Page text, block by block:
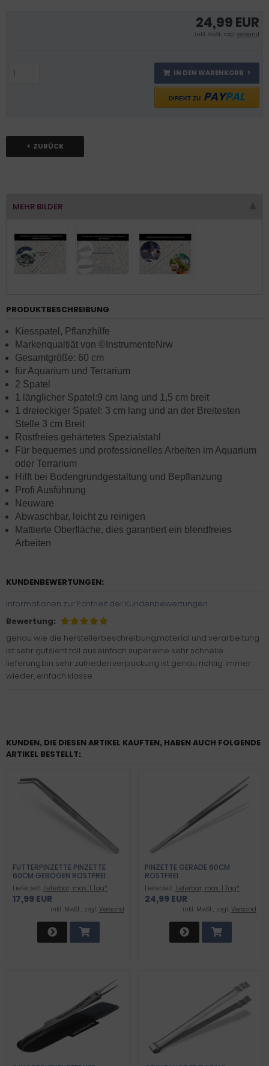
24,99 EUR
inkl .MwSt., zzgl.Versand
IN DEN WARENKORB
DIREKT ZU PAYPAL
ZURÜCK
MEHR BILDER
PRODUKTBESCHREIBUNG
Kiesspatel, Pflanzhilfe
Markenqualtiät von ©InstrumenteNrw
Gesamtgröße: 60 cm
für Aquarium und Terrarium
2 Spatel
1 länglicher Spatel:9 cm lang und 1,5 cm breit
1 dreieckiger Spatel: 3 cm lang und an der Breitesten
Stelle 3 cm Breit
Rostfreies gehärtetes Spezialstahl
Für bequemes und professionelles Arbeiten im Aquarium
oder Terrarium
Hilft bei Bodengrundgestaltung und Bepflanzung
Profi Ausführung
Neuware
Abwaschbar, leicht zu reinigen
Mattierte Oberfläche, dies garantiert ein blendfreies
Arbeiten
KUNDENBEWERTUNGEN:
Informationen zur Echtheit der Kundenbewertungen
Bewertung:
genau wie die herstellerbeschreibung.material und verarbeitung
ist sehr gut.sieht toll aus.einfach super.eine sehr schnelle
lieferung.bin sehr zufrieden.verpackung ist genau richtig. immer
wieder, einfach klasse.
KUNDEN, DIE DIESEN ARTIKEL KAUFTEN, HABEN AUCH FOLGENDE
ARTIKEL BESTELLT:
FUTTERPINZETTE PINZETTE
60CM GEBOGEN ROSTFREI
TERRARIUM
Lieferzeit: lieferbar, max. 1 Tag*
17,99 EUR
inkl .MwSt., zzgl. Versand
PINZETTE GERADE 60CM
ROSTFREI
Lieferzeit: lieferbar, max. 1 Tag*
24,99 EUR
inkl .MwSt., zzgl. Versand